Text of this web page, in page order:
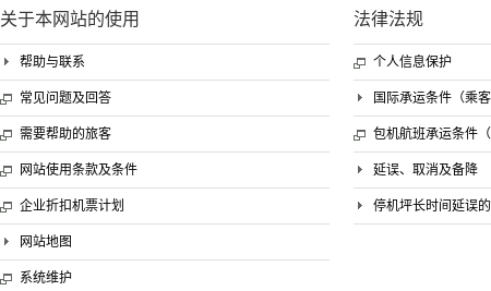
关于本网站的使用
帮助与联系
常见问题及回答
需要帮助的旅客
网站使用条款及条件
企业折扣机票计划
网站地图
系统维护
法律法规
个人信息保护
国际承运条件（乘客
包机航班承运条件
延误、取消及备降
停机坪长时间延误